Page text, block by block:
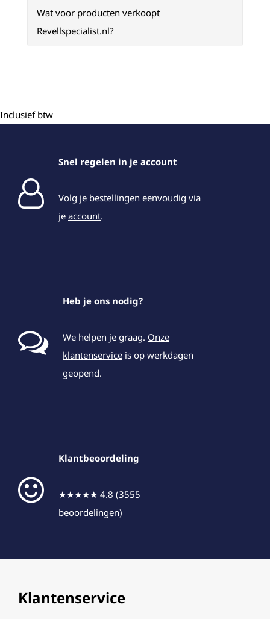
Wat voor producten verkoopt
Revellspecialist.nl?
Inclusief btw
Snel regelen in je account
Volg je bestellingen eenvoudig via
je account.
Heb je ons nodig?
We helpen je graag. Onze
klantenservice is op werkdagen
geopend.
Klantbeoordeling
★★★★★ 4.8 (3555
beoordelingen)
Klantenservice